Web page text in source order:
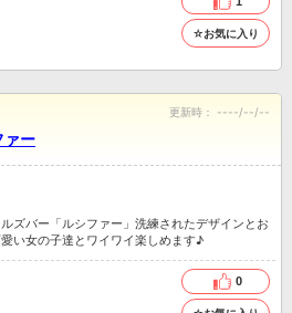
☆お気に入り
ー
更新時： ----/--/--
ズバー「ルシファー」洗練されたデザインとお
い女の子達とワイワイ楽しめます♪
0